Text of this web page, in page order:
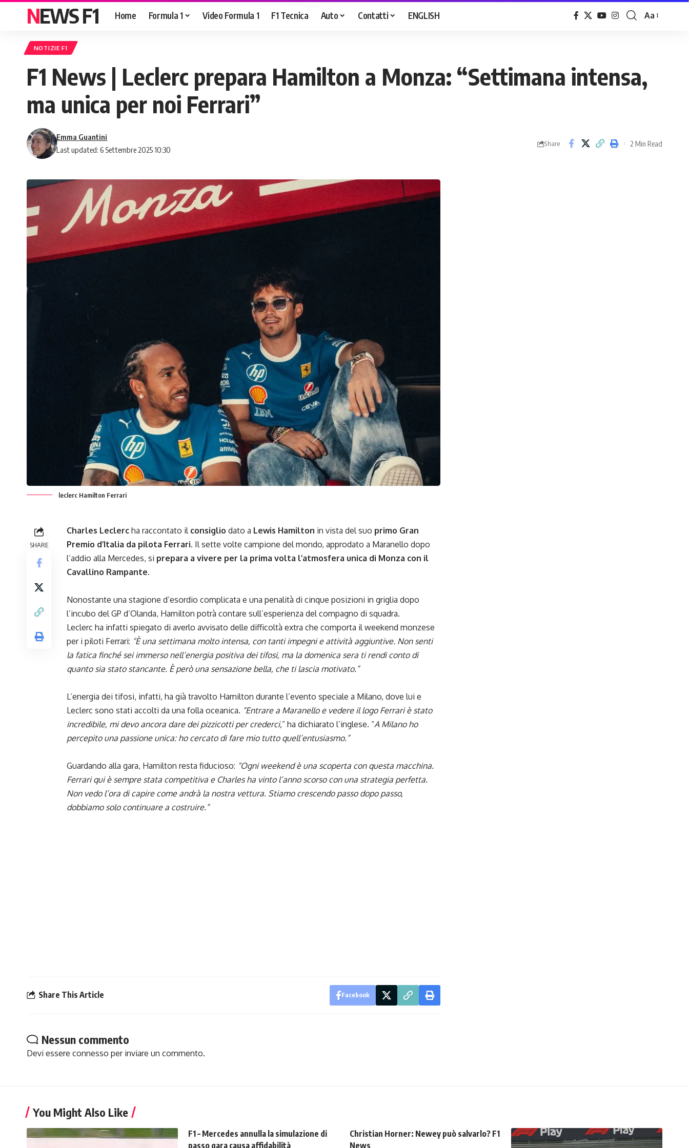
NEWS F1 Home Formula 1 Video Formula 1 F1 Tecnica Auto Contatti ENGLISH
Font
Aa
NOTIZIE F1
F1 News | Leclerc prepara Hamilton a Monza: “Settimana intensa,
ma unica per noi Ferrari”
Last updated: 6 Settembre 2025 10:30
Emma Guantini
Share 2 Min Read
leclerc Hamilton Ferrari
SHARE
Charles Leclerc ha raccontato il consiglio dato a Lewis Hamilton in vista del suo primo Gran
Premio d’Italia da pilota Ferrari. Il sette volte campione del mondo, approdato a Maranello dopo
l’addio alla Mercedes, si prepara a vivere per la prima volta l’atmosfera unica di Monza con il
Cavallino Rampante.
Nonostante una stagione d’esordio complicata e una penalità di cinque posizioni in griglia dopo
l’incubo del GP d’Olanda, Hamilton potrà contare sull’esperienza del compagno di squadra.
Leclerc ha infatti spiegato di averlo avvisato delle difficoltà extra che comporta il weekend monzese
per i piloti Ferrari: “È una settimana molto intensa, con tanti impegni e attività aggiuntive. Non senti
la fatica finché sei immerso nell’energia positiva dei tifosi, ma la domenica sera ti rendi conto di
quanto sia stato stancante. È però una sensazione bella, che ti lascia motivato.”
L’energia dei tifosi, infatti, ha già travolto Hamilton durante l’evento speciale a Milano, dove lui e
Leclerc sono stati accolti da una folla oceanica. “Entrare a Maranello e vedere il logo Ferrari è stato
incredibile, mi devo ancora dare dei pizzicotti per crederci,” ha dichiarato l’inglese. “A Milano ho
percepito una passione unica: ho cercato di fare mio tutto quell’entusiasmo.”
Guardando alla gara, Hamilton resta fiducioso: “Ogni weekend è una scoperta con questa macchina.
Ferrari qui è sempre stata competitiva e Charles ha vinto l’anno scorso con una strategia perfetta.
Non vedo l’ora di capire come andrà la nostra vettura. Stiamo crescendo passo dopo passo,
dobbiamo solo continuare a costruire.”
Share This Article Facebook
Nessun commento
Devi essere connesso per inviare un commento.
You Might Also Like
F1 – Mercedes annulla la simulazione di
passo gara causa affidabilità
Christian Horner: Newey può salvarlo? F1
News